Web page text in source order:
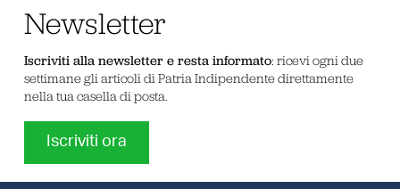
Newsletter
Iscriviti alla newsletter e resta informato: ricevi ogni due
settimane gli articoli di Patria Indipendente direttamente
nella tua casella di posta.
Iscriviti ora